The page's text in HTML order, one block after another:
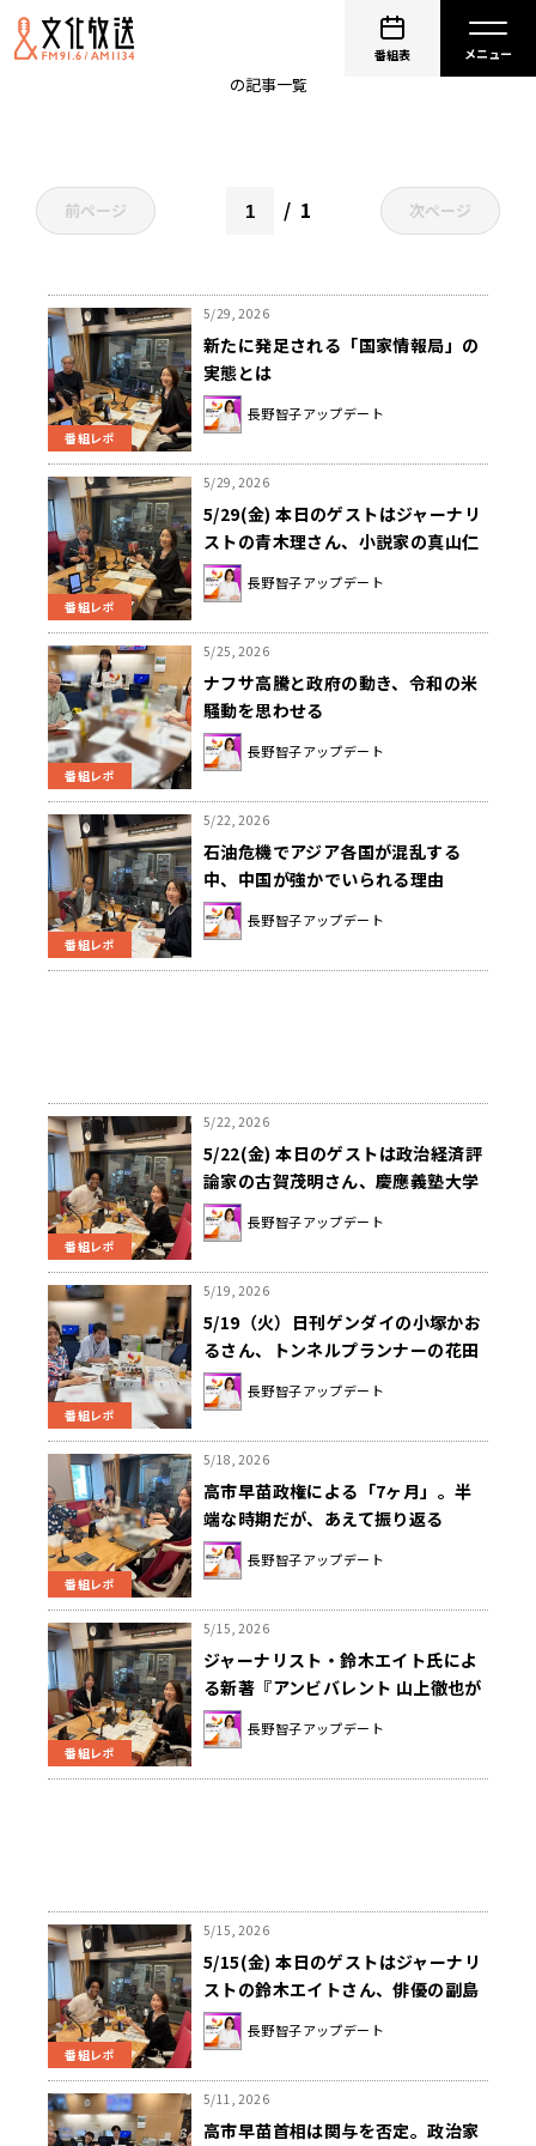
番組表
の記事一覧
前ページ 1 次ページ
番組レポ
5/29, 2026
新たに発足される「国家情報局」の
実態とは
長野智子アップデート
番組レポ
5/29, 2026
5/29(金) 本日のゲストはジャーナリ
ストの青木理さん、小説家の真山仁
さんでした！！
長野智子アップデート
番組レポ
5/25, 2026
ナフサ高騰と政府の動き、令和の米
騒動を思わせる
長野智子アップデート
番組レポ
5/22, 2026
石油危機でアジア各国が混乱する
中、中国が強かでいられる理由
長野智子アップデート
番組レポ
5/22, 2026
5/22(金) 本日のゲストは政治経済評
論家の古賀茂明さん、慶應義塾大学
教授の錦田愛子さんでした！！
長野智子アップデート
番組レポ
5/19, 2026
5/19（火）日刊ゲンダイの小塚かお
るさん、トンネルプランナーの花田
欣也さん、日刊スポーツ沢田啓太郎
さんをお迎えしてお届けしました！
長野智子アップデート
番組レポ
5/18, 2026
高市早苗政権による「7ヶ月」。半
端な時期だが、あえて振り返る
長野智子アップデート
番組レポ
5/15, 2026
ジャーナリスト・鈴木エイト氏によ
る新著『アンビバレント 山上徹也が
私だけに明かした謎の核心』を紹介
長野智子アップデート
番組レポ
5/15, 2026
5/15(金) 本日のゲストはジャーナリ
ストの鈴木エイトさん、俳優の副島
淳さんでした！！
長野智子アップデート
5/11, 2026
高市早苗首相は関与を否定。政治家